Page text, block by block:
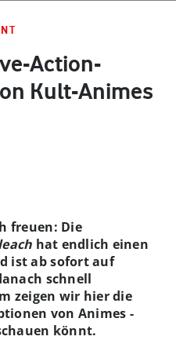
Action-
Kult-Animes
freuen: Die
hat endlich einen
ist ab sofort auf
schnell
zeigen wir hier die
von Animes -
könnt.